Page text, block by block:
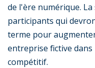
de l'ère numérique.
participants qui
terme pour
entreprise fictive
compétitif.